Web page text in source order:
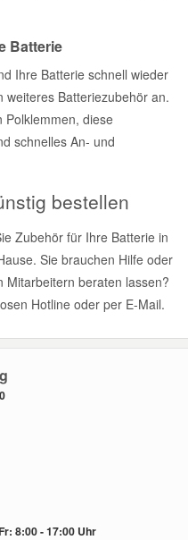
Batterie
Ihre Batterie schnell wieder
weiteres Batteriezubehör an.
Polklemmen, diese
schnelles An- und
bestellen
Zubehör für Ihre Batterie in
Sie brauchen Hilfe oder
Mitarbeitern beraten lassen?
Hotline oder per E-Mail.
8:00 - 17:00 Uhr